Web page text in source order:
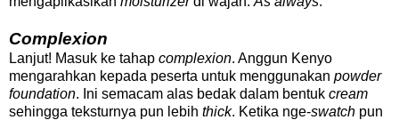
Complexion
Lanjut! Masuk ke tahap complexion. Anggun Kenyo
mengarahkan kepada peserta untuk menggunakan powder
foundation. Ini semacam alas bedak dalam bentuk cream
sehingga teksturnya pun lebih thick. Ketika nge-swatch pun